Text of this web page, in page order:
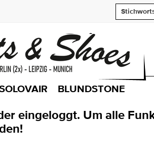
BLUNDSTONE
eingeloggt. Um alle